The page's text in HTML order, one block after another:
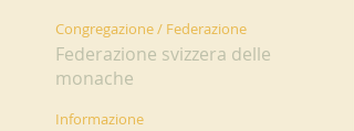
Congregazione / Federazione
Federazione svizzera delle
monache
Informazione